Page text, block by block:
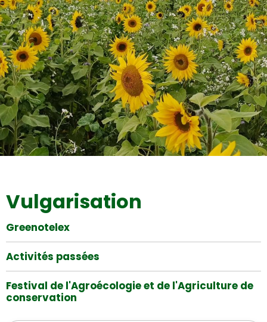
Vulgarisation
Greenotelex
Activités passées
Festival de l'Agroécologie et de l'Agriculture de
conservation